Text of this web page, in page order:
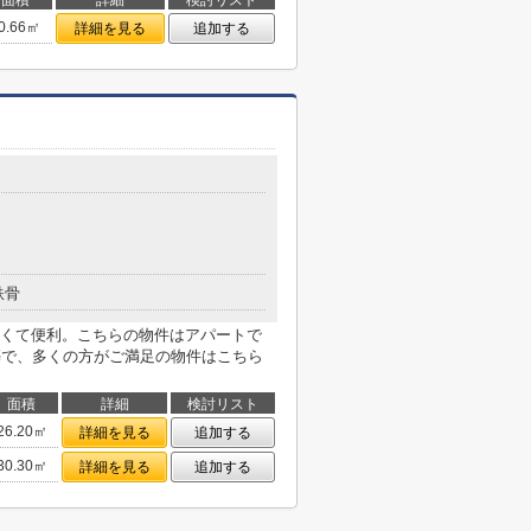
㎡
詳細を見る 追加する
骨
て便利。こちらの物件はアパートで
、多くの方がご満足の物件はこちら
面積 詳細
検討リスト
㎡
詳細を見る
追加する
㎡
詳細を見る 追加する